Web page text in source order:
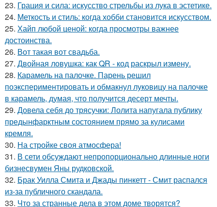
23. Грация и сила: искусство стрельбы из лука в эстетике.
24. Меткость и стиль: когда хобби становится искусством.
25. Хайп любой ценой: когда просмотры важнее
достоинства.
26. Вот такая вот свадьба.
27. Двойная ловушка: как QR - код раскрыл измену.
28. Карамель на палочке. Парень решил
поэкспериментировать и обмакнул луковицу на палочке
в карамель, думая, что получится десерт мечты.
29. Довела себя до трясучки: Лолита напугала публику
предынфарктным состоянием прямо за кулисами
кремля.
30. На стройке своя атмосфера!
31. В сети обсуждают непропорционально длинные ноги
бизнесвумен Яны рудковской.
32. Брак Уилла Смита и Джады пинкетт - Смит распался
из-за публичного скандала.
33. Что за странные дела в этом доме творятся?